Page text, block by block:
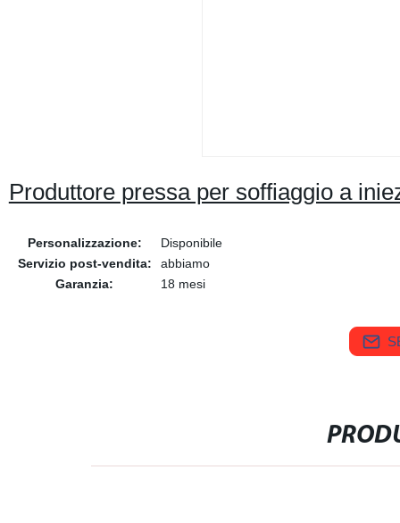
Produttore pressa per soffiaggio a
Personalizzazione:
Disponibile
Servizio post-vendita:
abbiamo
Garanzia:
18 mesi